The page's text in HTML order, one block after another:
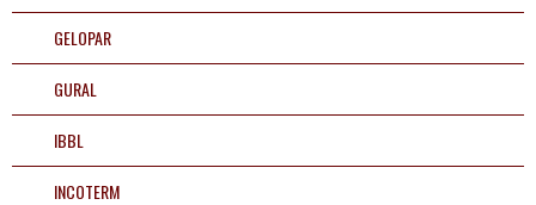
GELOPAR
GURAL
IBBL
INCOTERM